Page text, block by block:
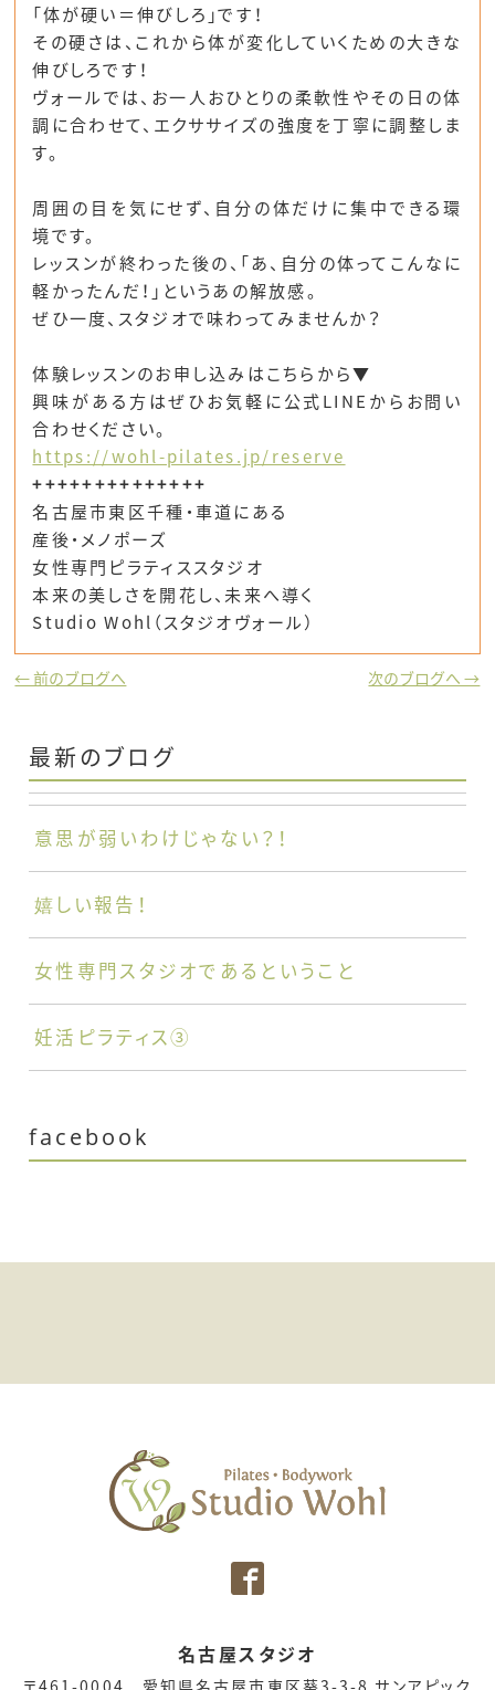
「体が硬い＝伸びしろ」です！
その硬さは、これから体が変化していくための大きな
伸びしろです！
ヴォールでは、お一人おひとりの柔軟性やその日の体
調に合わせて、エクササイズの強度を丁寧に調整しま
す。
周囲の目を気にせず、自分の体だけに集中できる環
境です。
レッスンが終わった後の、「あ、自分の体ってこんなに
軽かったんだ！」というあの解放感。
ぜひ一度、スタジオで味わってみませんか？
体験レッスンのお申し込みはこちらから▼
興味がある方はぜひお気軽に公式LINEからお問い
合わせください。
https://wohl-pilates.jp/reserve
++++++++++++++
名古屋市東区千種・車道にある
産後・メノポーズ
女性専門ピラティススタジオ
本来の美しさを開花し、未来へ導く
Studio Wohl（スタジオヴォール）
← 前のブログへ 次のブログへ →
最新のブログ
意思が弱いわけじゃない？！
嬉しい報告！
女性専門スタジオであるということ
妊活ピラティス③
facebook
名古屋スタジオ
〒461-0004 愛知県名古屋市東区葵3-3-8 サンアピック